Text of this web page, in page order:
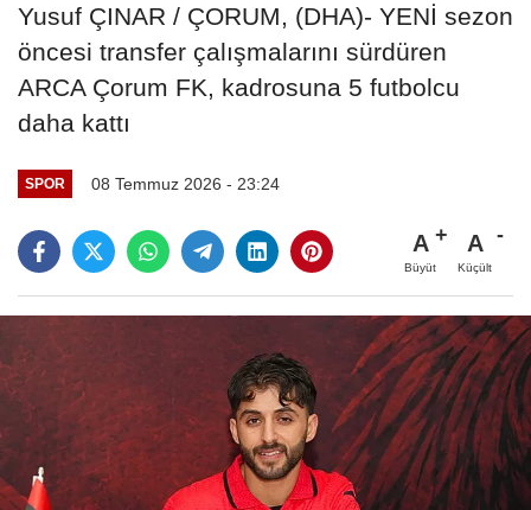
Yusuf ÇINAR / ÇORUM, (DHA)- YENİ sezon
öncesi transfer çalışmalarını sürdüren
ARCA Çorum FK, kadrosuna 5 futbolcu
daha kattı
SPOR 08 Temmuz 2026 - 23:24
A
Büyüt
A
Küçült